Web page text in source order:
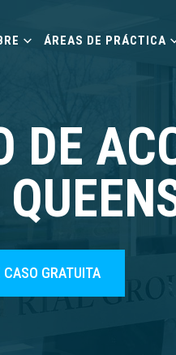
ÁREAS DE PRÁCTICA
DE
GRATUITA